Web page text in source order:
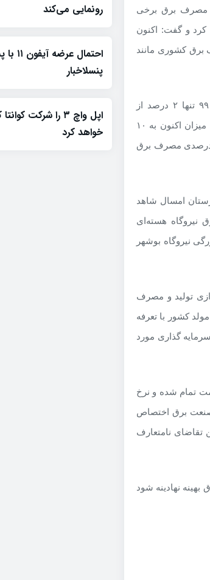
مصرف برق برخی
عنوان کرد و گفت: اکنون
مصرف برق کشوری مانند
مهر به نقل از وی تاکید کرد: بر اساس داده‌کاوی صورت گرفته در سال ۹۹ تنها ۲ درصد از
مشترکان خانگی شمال غرب کشور از کولر گازی استفاده می‌کردند اما این میزان اکنون به ۱۰
رسیده که به معنی رشد پنج برابری است و همین موضوع به رشد ۱۶ درصدی مصرف برق
امسال شاهد
نیروگاه هسته‌ای
نیروگاه بوشهر
تولید و مصرف
کشور با تعرفه
گذاری مورد
تمام شده و نرخ
صنعت برق اختصاص
تقاضای نامتعارف
نهادینه شود
رونمایی می‌کند
پنسلاخبار
اپل واچ ۳ را شرکت
خواهد کرد